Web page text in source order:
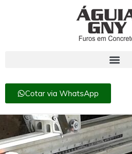
Cotar via WhatsApp